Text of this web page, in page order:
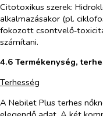
Citotoxikus szerek:
alkalmazásakor (pl.
fokozott
számítani.
4.6 Termékenység,
Terhesség
A Nebilet Plus terhes